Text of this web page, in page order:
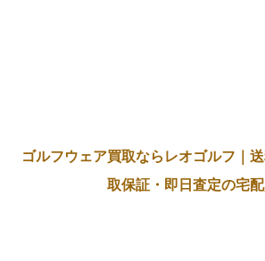
ゴルフウェア買取ならレオゴルフ｜
取保証・即日査定の宅